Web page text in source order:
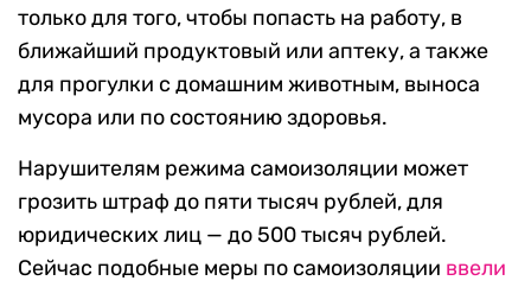
только для того, чтобы попасть на работу, в
ближайший продуктовый или аптеку, а также
для прогулки с домашним животным, выноса
мусора или по состоянию здоровья.
Нарушителям режима самоизоляции может
грозить штраф до пяти тысяч рублей, для
юридических лиц — до 500 тысяч рублей.
Сейчас подобные меры по самоизоляции ввели